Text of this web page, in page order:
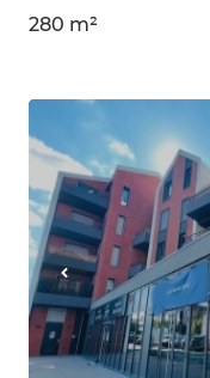
280 m²